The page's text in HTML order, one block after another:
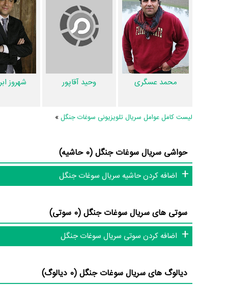
محمد عسگری وحید آقاپور شهروز
لیست کامل عوامل سریال تلویزیونی سوغات جنگل»
حواشی سریال سوغات جنگل (0 حاشیه)
اضافه کردن حاشیه سریال سوغات جنگل
سوتی های سریال سوغات جنگل (0 سوتی)
اضافه کردن سوتی سریال سوغات جنگل
دیالوگ های سریال سوغات جنگل (0 دیالوگ)